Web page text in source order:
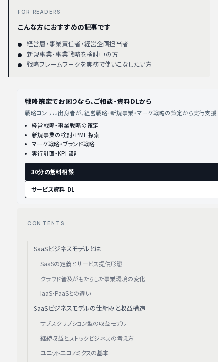
FOR READERS
こんな方におすすめの記事です
経営層・事業責任者・経営企画担当者
新規事業・事業戦略を検討中の方
戦略フレームワークを実務で使いこなしたい方
戦略策定でお困りなら、ご相談・資料DLから
戦略コンサル出身者が、経営戦略・新規事業・マーケ戦略の策定から実行支
経営戦略・事業戦略の策定
新規事業の検討・PMF 探索
マーケ戦略・ブランド戦略
実行計画・KPI 設計
30分の無料相談
サービス資料 DL
CONTENTS
SaaSビジネスモデルとは
SaaSの定義とサービス提供形態
クラウド普及がもたらした事業環境の変化
IaaS・PaaSとの違い
SaaSビジネスモデルの仕組みと収益構造
サブスクリプション型の収益モデル
継続収益とストックビジネスの考え方
ユニットエコノミクスの基本